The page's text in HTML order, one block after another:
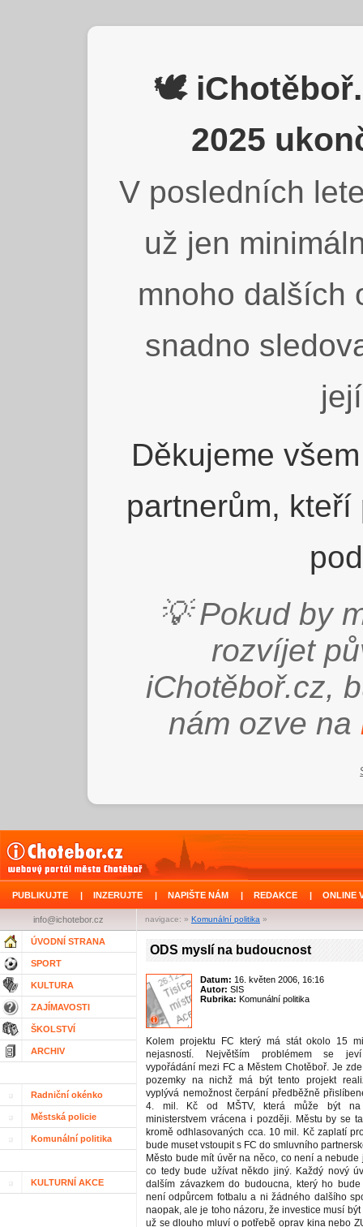
🕊️
2025
V posledních
už jen
mnoho dalších
snadno
Děkujeme
partnerům,
💡 Pokud by
rozvíjet
iChotěboř.cz,
nám ozve na
PUBLIKUJTE | INZERUJTE | NAPIŠTE NÁM | REDAKCE | ONLINE
navigace: » Komunální politika »
info@ichotebor.cz
ÚVODNÍ STRANA
SPORT
KULTURA
ZAJÍMAVOSTI
ŠKOLSTVÍ
ARCHIV
Radniční okénko
Městská policie
Komunální politika
KULTURNÍ AKCE
ODS myslí na budoucnost
Datum: 16. květen 2006, 16:16
Autor: SIS
Rubrika: Komunální politika
Kolem projektu FC který má stát okolo 15
nejasností. Největším problémem se jeví
vypořádání mezi FC a Městem Chotěboř. Je
pozemky na nichž má být tento projekt
vyplývá nemožnost čerpání předběžně
4. mil. Kč od MŠTV, která může být na
ministerstvem vrácena i později. Městu by se
kromě odhlasovaných cca. 10 mil. Kč zaplatí
bude muset vstoupit s FC do smluvního
Město bude mít úvěr na něco, co není a nebude
co tedy bude užívat někdo jiný. Každý nový
dalším závazkem do budoucna, který ho bude
není odpůrcem fotbalu a ni žádného dalšího
naopak, ale je toho názoru, že investice musí
už se dlouho mluví o potřebě oprav kina nebo